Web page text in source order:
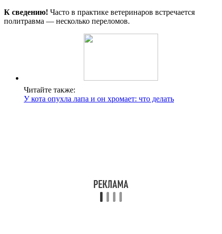
К сведению! Часто в практике ветеринаров встречается
политравма — несколько переломов.
Читайте также:
У кота опухла лапа и он хромает: что делать